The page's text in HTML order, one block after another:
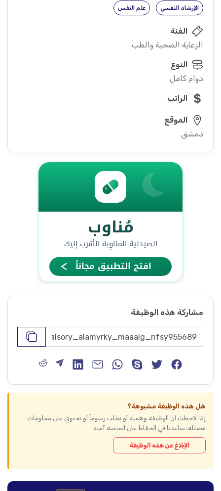
الإرشاد النفسي علم النفس
الفئة
الرعاية الصحية والطب
النوع
دوام كامل
الراتب
الموقع
دمشق
مشاركة هذه الوظيفة
هل هذه الوظيفة مشبوهة؟
إذا لاحظت أن الوظيفة وهمية أو تطلب رسوماً أو تحتوي على معلومات
مضللة، ساعدنا في الحفاظ على المنصة آمنة.
الإبلاغ عن هذه الوظيفة